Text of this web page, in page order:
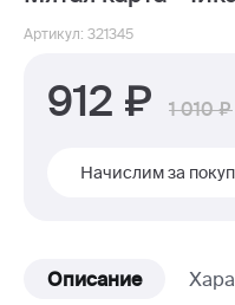
Артикул: 321345
912 1 010
Начислим за
Описание